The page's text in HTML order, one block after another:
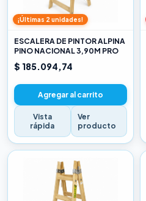
¡Últimas 2 unidades!
ESCALERA DE PINTOR ALPINA
PINO NACIONAL 3,90M PRO
$ 185.094,74
Agregar al carrito
Vista
rápida
Ver
producto